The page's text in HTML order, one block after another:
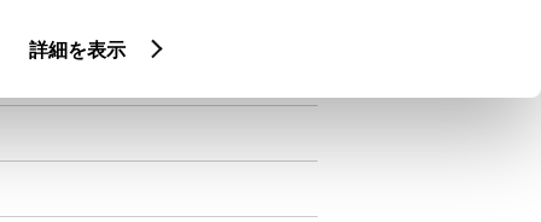
詳細を表示